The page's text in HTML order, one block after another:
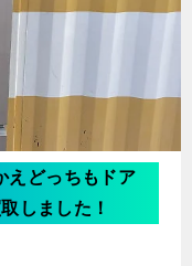
えどっちもドア
しました！